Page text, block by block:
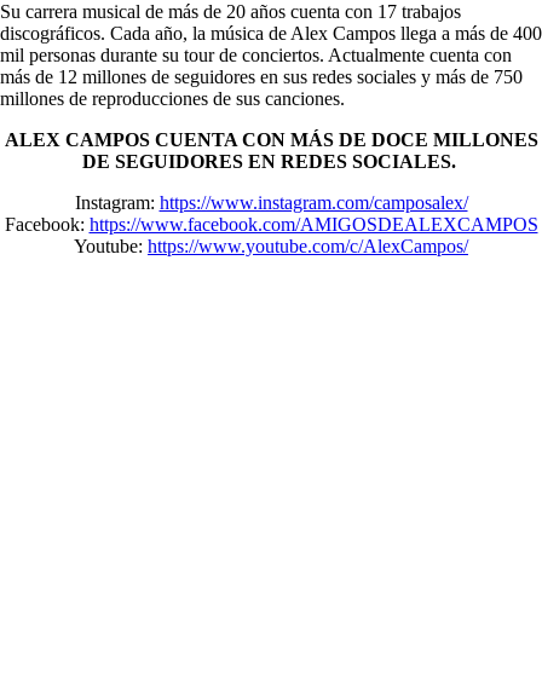
Su carrera musical de más de 20 años cuenta con 17 trabajos
discográficos. Cada año, la música de Alex Campos llega a más de 400
mil personas durante su tour de conciertos. Actualmente cuenta con
más de 12 millones de seguidores en sus redes sociales y más de 750
millones de reproducciones de sus canciones.
ALEX CAMPOS CUENTA CON MÁS DE DOCE MILLONES
DE SEGUIDORES EN REDES SOCIALES.
Instagram: https://www.instagram.com/camposalex/
Facebook: https://www.facebook.com/AMIGOSDEALEXCAMPOS
Youtube: https://www.youtube.com/c/AlexCampos/